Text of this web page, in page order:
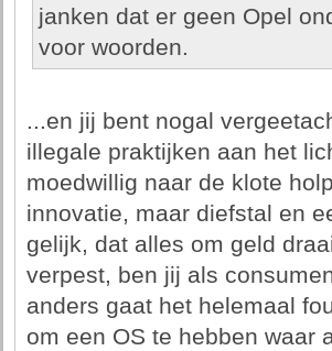
janken dat er geen Opel
voor woorden.
...en jij bent nogal
illegale praktijken aan het
moedwillig naar de klote
innovatie, maar diefstal en
gelijk, dat alles om geld
verpest, ben jij als
anders gaat het helemaal
om een OS te hebben waar